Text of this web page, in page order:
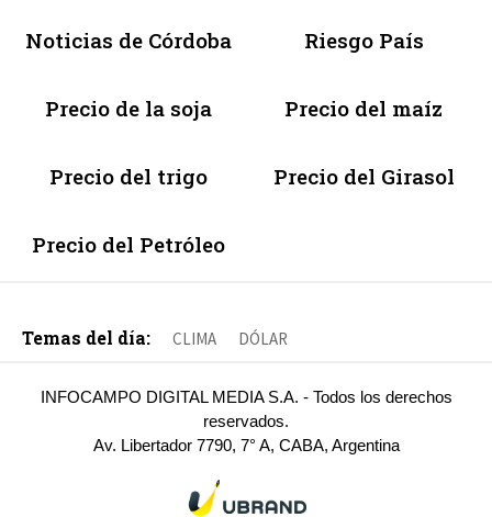
Noticias de Córdoba Riesgo País
Precio de la soja Precio del maíz
Precio del trigo Precio del Girasol
Precio del Petróleo
Temas del día: CLIMA DÓLAR
INFOCAMPO DIGITAL MEDIA S.A. - Todos los derechos
reservados.
Av. Libertador 7790, 7° A, CABA, Argentina